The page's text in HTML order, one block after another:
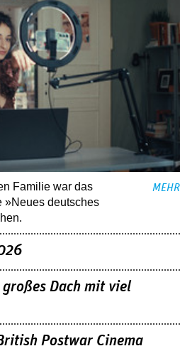
Familie war das
»Neues deutsches
MEHR
Dach mit viel
Postwar Cinema